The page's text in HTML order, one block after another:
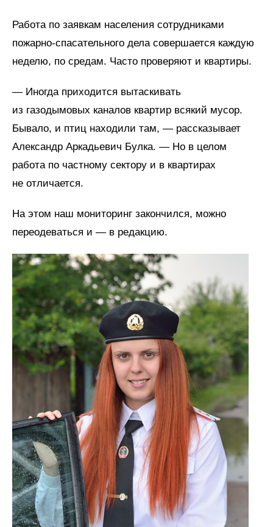
Работа по заявкам населения сотрудниками
пожарно-спасательного дела совершается каждую
неделю, по средам. Часто проверяют и квартиры.
— Иногда приходится вытаскивать
из газодымовых каналов квартир всякий мусор.
Бывало, и птиц находили там, — рассказывает
Александр Аркадьевич Булка. — Но в целом
работа по частному сектору и в квартирах
не отличается.
На этом наш мониторинг закончился, можно
переодеваться и — в редакцию.